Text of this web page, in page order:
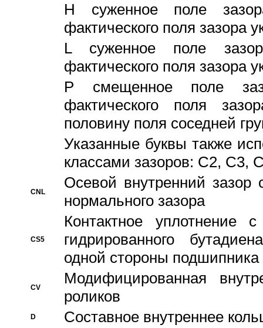
H суженное поле
фактического поля зазора
L суженное поле
фактического поля зазора
P смещенное поле
фактического поля
половину поля соседней
Указанные буквы также
классами зазоров: С2,
CNL
Осевой внутренний зазор
нормального зазора
CS5
Контактное уплотнение
гидрированного
одной стороны подшипника
CV
Модифицированная
роликов
D Составное внутреннее